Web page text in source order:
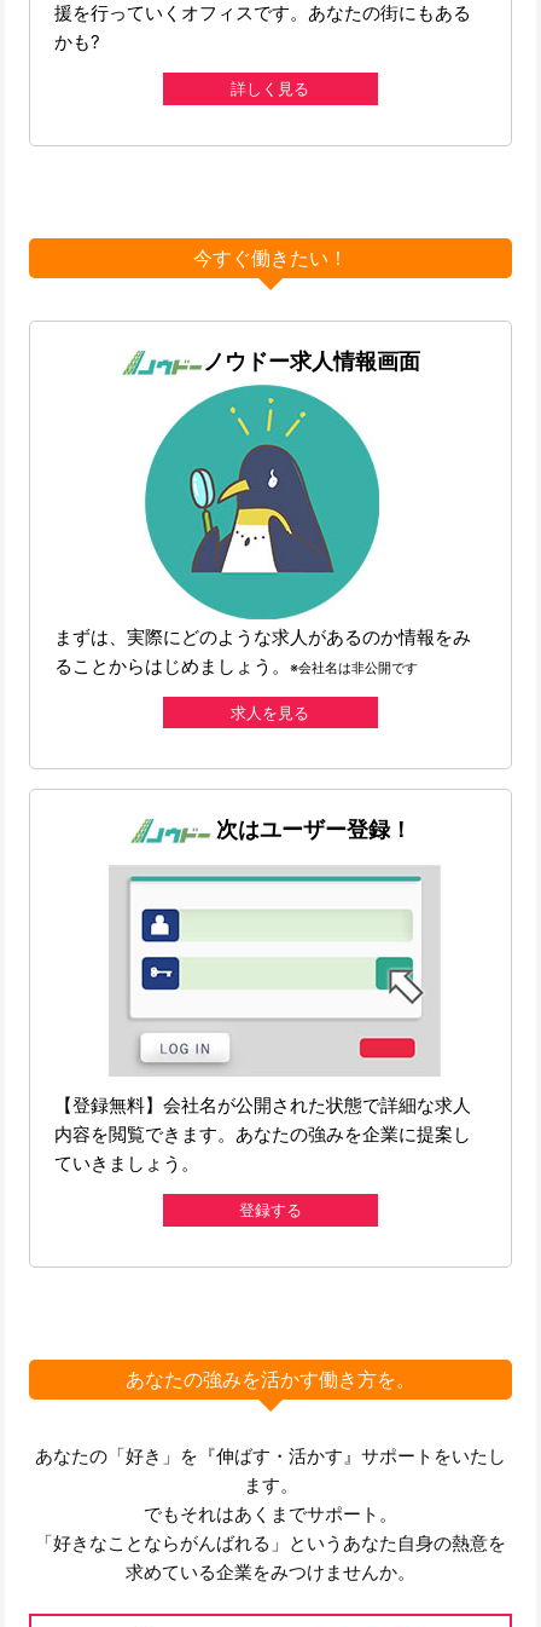
援を行っていくオフィスです。あなたの街にもある
かも?
詳しく見る
今すぐ働きたい！
ノウドー求人情報画面
まずは、実際にどのような求人があるのか情報をみ
ることからはじめましょう。※会社名は非公開です
求人を見る
次はユーザー登録！
【登録無料】会社名が公開された状態で詳細な求人
内容を閲覧できます。あなたの強みを企業に提案し
ていきましょう。
登録する
あなたの強みを活かす働き方を。
あなたの「好き」を『伸ばす・活かす』サポートをいたし
ます。
でもそれはあくまでサポート。
「好きなことならがんばれる」というあなた自身の熱意を
求めている企業をみつけませんか。